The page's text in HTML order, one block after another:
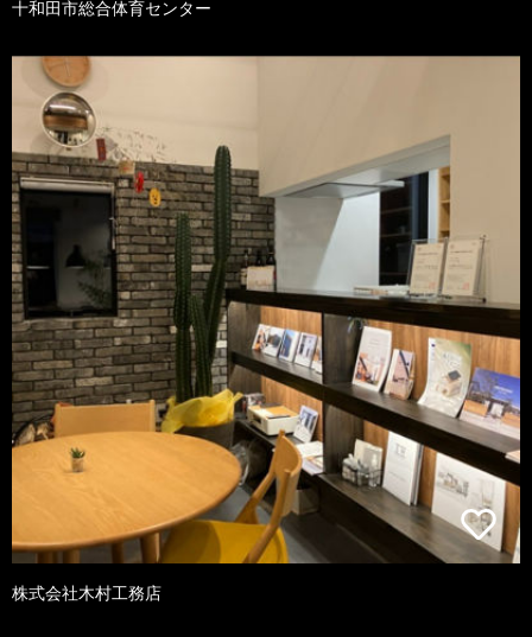
十和田市総合体育センター
株式会社木村工務店